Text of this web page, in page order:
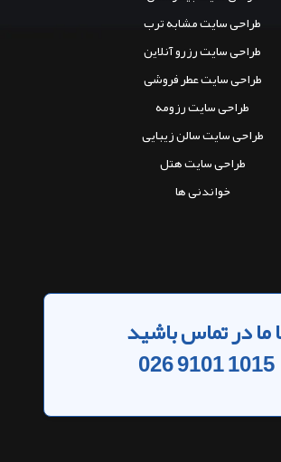
طراحی سایت مشابه ترب
طراحی سایت رزرو آنلاین
طراحی سایت عطر فروشی
طراحی سایت رزومه
طراحی سایت سالن زیبایی
طراحی سایت هتل
خواندنی ها
ما در تماس باشید
026 9101 1015